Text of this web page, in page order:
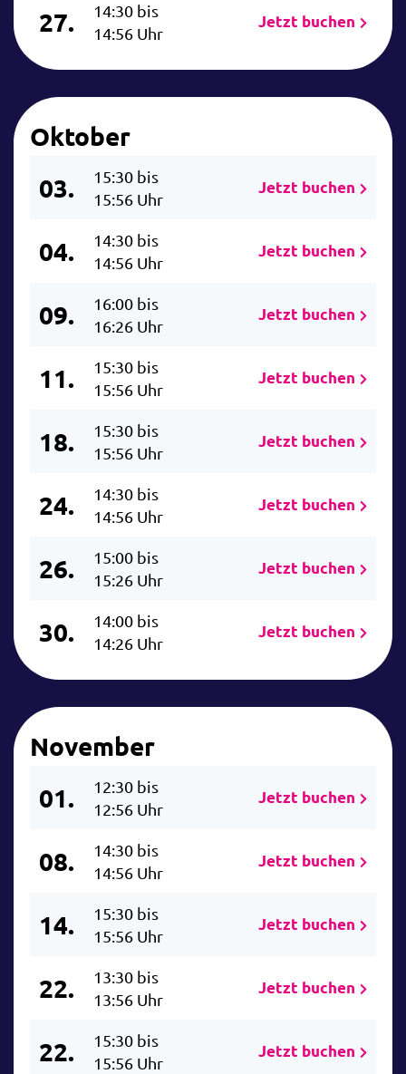
27.
14:30 bis
14:56 Uhr
Jetzt buchen
Oktober
03.
15:30 bis
15:56 Uhr
Jetzt buchen
04.
14:30 bis
14:56 Uhr
Jetzt buchen
09.
16:00 bis
16:26 Uhr
Jetzt buchen
11.
15:30 bis
15:56 Uhr
Jetzt buchen
18.
15:30 bis
15:56 Uhr
Jetzt buchen
24.
14:30 bis
14:56 Uhr
Jetzt buchen
26.
15:00 bis
15:26 Uhr
Jetzt buchen
30.
14:00 bis
14:26 Uhr
Jetzt buchen
November
01.
12:30 bis
12:56 Uhr
Jetzt buchen
08.
14:30 bis
14:56 Uhr
Jetzt buchen
14.
15:30 bis
15:56 Uhr
Jetzt buchen
22.
13:30 bis
13:56 Uhr
Jetzt buchen
22.
15:30 bis
15:56 Uhr
Jetzt buchen